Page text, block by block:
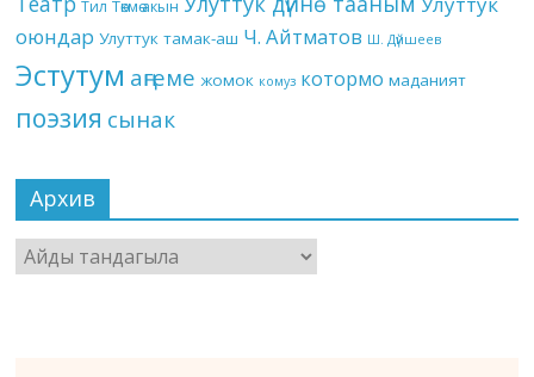
Тил Төкмө акын
оюндар Улуттук тамак-аш Ч. Айтматов Ш. Дүйшеев
Эстутум аңгеме жомок комуз котормо маданият
поэзия сынак
Архив
Архив